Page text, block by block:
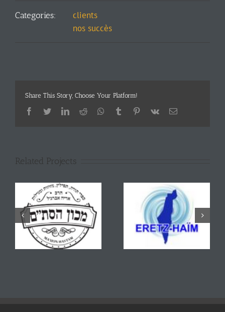
Categories:
clients
nos succès
Share This Story, Choose Your Platform!
Facebook
TwitterLinkedIn
Reddit Whatsapp
Tumblr Pinterest
Vk Email
Related Projects